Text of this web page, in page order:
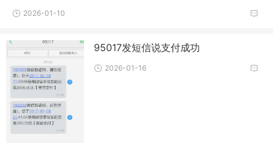
2026-01-10
95017发短信说支付成功
2026-01-16